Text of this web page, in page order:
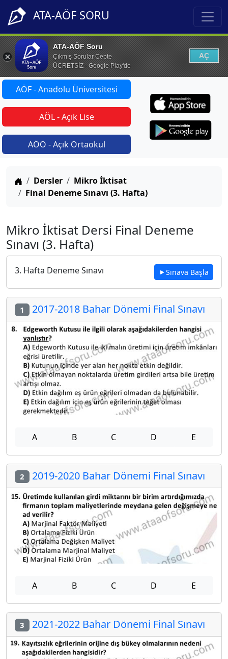
ATA-AÖF SORU
ATA-AÖF Soru
Çıkmış Sorular Cepte
ÜCRETSİZ - Google Play'de
AÇ
AÖF - Anadolu Üniversitesi
AÖL - Açık Lise
AÖO - Açık Ortaokul
Anasayfa
Dersler
Mikro İktisat
Final Deneme Sınavı (3. Hafta)
Mikro İktisat Dersi Final Deneme
Sınavı (3. Hafta)
3. Hafta Deneme Sınavı Sınava Başla
1 2017-2018 Bahar Dönemi Final Sınavı
A B C D E
2 2019-2020 Bahar Dönemi Final Sınavı
A B C D E
3 2021-2022 Bahar Dönemi Final Sınavı